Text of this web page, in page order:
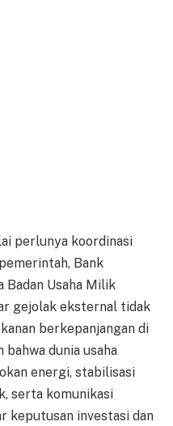
perlunya koordinasi
Bank
Badan Usaha Milik
gejolak eksternal tidak
berkepanjangan di
dunia usaha
energi, stabilisasi
serta komunikasi
keputusan investasi dan